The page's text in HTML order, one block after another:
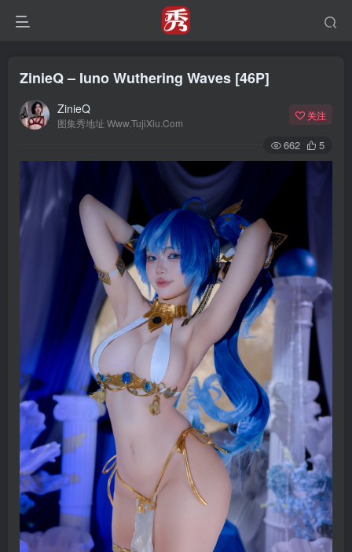
ZinieQ – Iuno Wuthering Waves [46P]
ZinieQ
图集秀地址 Www.TujiXiu.Com
关注
662 5